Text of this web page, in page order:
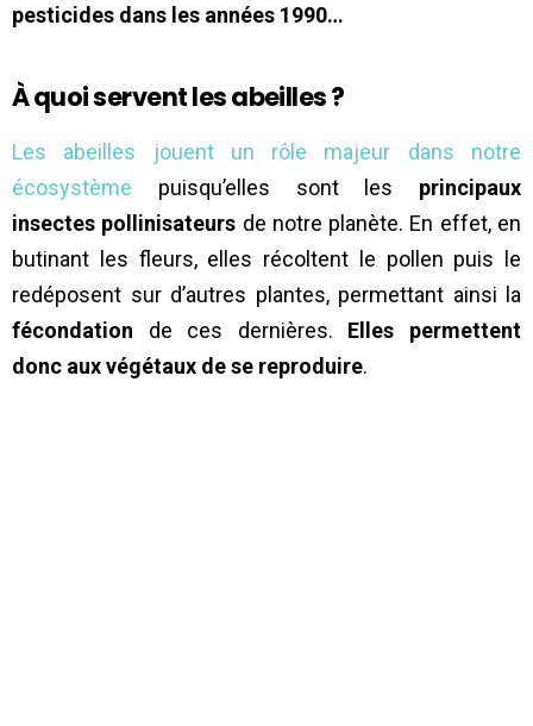
pesticides dans les années 1990…
À quoi servent les abeilles ?
Les abeilles jouent un rôle majeur dans notre
écosystème puisqu’elles sont les principaux
insectes pollinisateurs de notre planète. En effet, en
butinant les fleurs, elles récoltent le pollen puis le
redéposent sur d’autres plantes, permettant ainsi la
fécondation de ces dernières. Elles permettent
donc aux végétaux de se reproduire.